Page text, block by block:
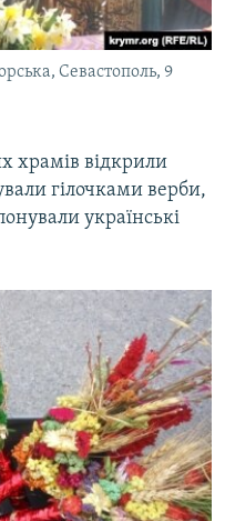
Севастополь, 9
храмів відкрили
гілочками верби,
українські